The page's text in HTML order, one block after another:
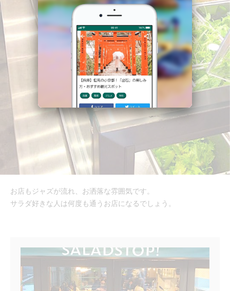
お店もジャズが流れ、お洒落な雰囲気です。
サラダ好きな人は何度も通うお店になるでしょう。